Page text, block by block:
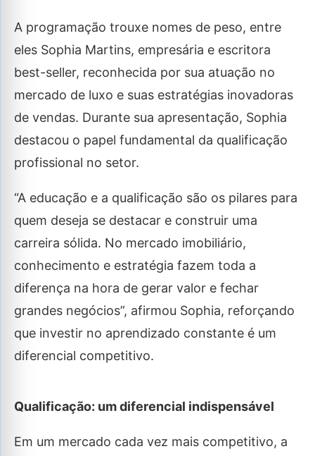
A programação trouxe nomes de peso, entre
eles Sophia Martins, empresária e escritora
best-seller, reconhecida por sua atuação no
mercado de luxo e suas estratégias inovadoras
de vendas. Durante sua apresentação, Sophia
destacou o papel fundamental da qualificação
profissional no setor.
“A educação e a qualificação são os pilares para
quem deseja se destacar e construir uma
carreira sólida. No mercado imobiliário,
conhecimento e estratégia fazem toda a
diferença na hora de gerar valor e fechar
grandes negócios”, afirmou Sophia, reforçando
que investir no aprendizado constante é um
diferencial competitivo.
Qualificação: um diferencial indispensável
Em um mercado cada vez mais competitivo, a